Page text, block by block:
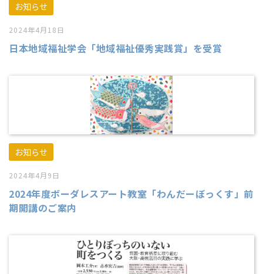
お知らせ
2024年4月18日
日本地域福祉学会「地域福祉優秀実践賞」を受賞
お知らせ
2024年4月9日
2024年度ボーダレスアート教室「わんだーぼっくす」前
期開講のご案内